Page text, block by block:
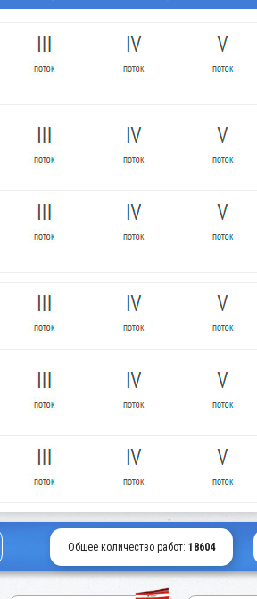
Общее количество работ: 18604